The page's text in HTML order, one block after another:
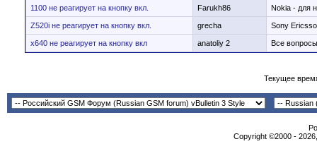
1100 не реагирует на кнопку вкл. Farukh86 Nokia - для
Z520i не реагирует на кнопку вкл. grecha Sony
x640 не реагирует на кнопку вкл anatoliy 2 Все
Текущее
Copyright ©2000 -